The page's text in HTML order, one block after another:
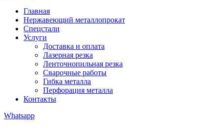
Главная
Нержавеющий металлопрокат
Спецстали
Услуги
Доставка и оплата
Лазерная резка
Ленточнопильная резка
Сварочные работы
Гибка металла
Перфорация металла
Контакты
Whatsapp